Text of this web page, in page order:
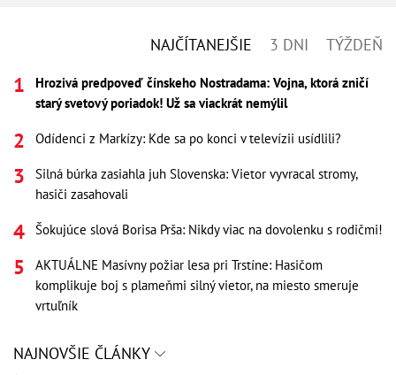
NAJČÍTANEJŠIE 3 DNI TÝŽDEŇ
Hrozivá predpoveď čínskeho Nostradama: Vojna, ktorá zničí
starý svetový poriadok! Už sa viackrát nemýlil
Odídenci z Markízy: Kde sa po konci v televízii usídlili?
Silná búrka zasiahla juh Slovenska: Vietor vyvracal stromy,
hasiči zasahovali
Šokujúce slová Borisa Prša: Nikdy viac na dovolenku s rodičmi!
AKTUÁLNE Masívny požiar lesa pri Trstíne: Hasičom
komplikuje boj s plameňmi silný vietor, na miesto smeruje
vrtuľník
NAJNOVŠIE ČLÁNKY